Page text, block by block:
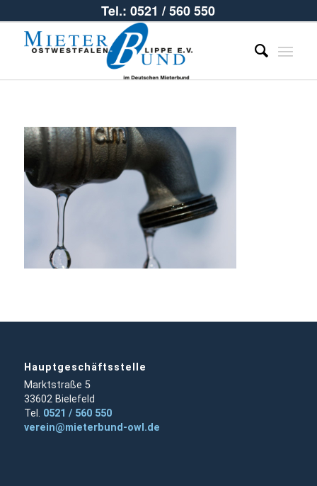
Tel.: 0521 / 560 550
Hauptgeschäftsstelle
Marktstraße 5
33602 Bielefeld
Tel. 0521 / 560 550
verein@mieterbund-owl.de